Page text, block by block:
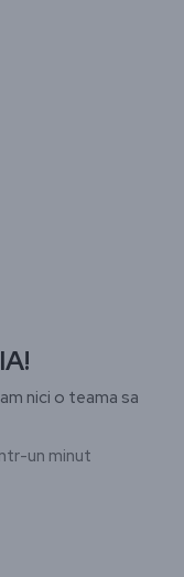
nici o teama sa
Citești într-un minut